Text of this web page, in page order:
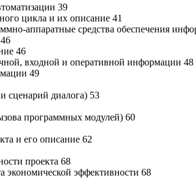
39
цикла и их описание 41
аппаратные средства обеспечения
46
входной и оперативной информации 48
49
сценарий диалога) 53
программных модулей) 60
и его описание 62
проекта 68
экономической эффективности 68